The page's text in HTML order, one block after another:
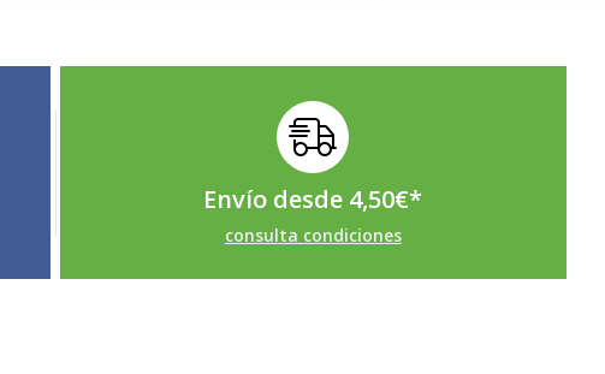
Envío desde 4,50€*
consulta condiciones